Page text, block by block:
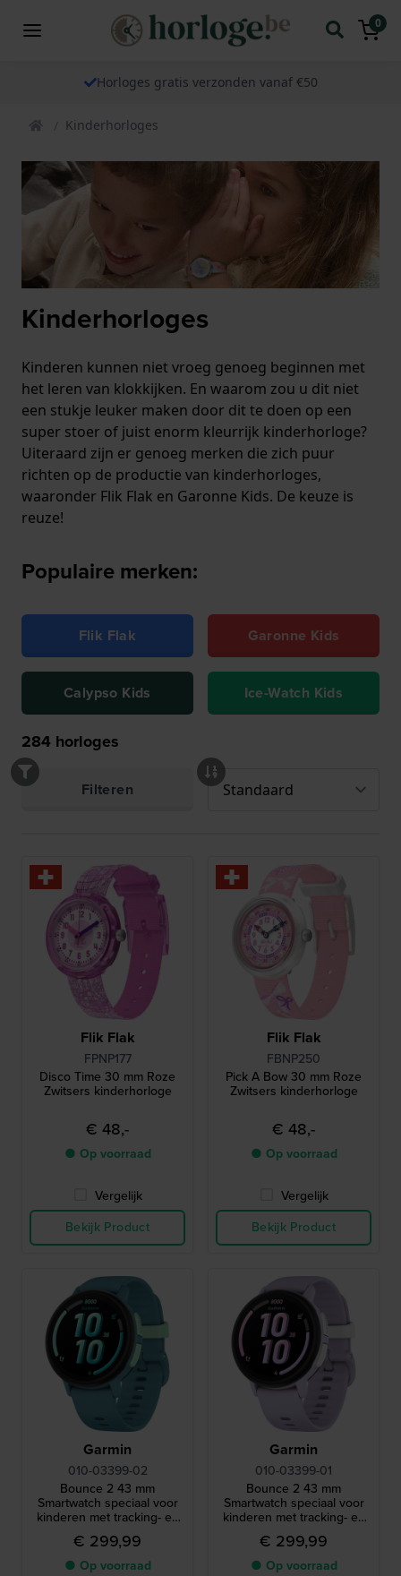
0
Horloges gratis verzonden vanaf €50
Kinderhorloges
Kinderhorloges
Kinderen kunnen niet vroeg genoeg beginnen met
het leren van klokkijken. En waarom zou u dit niet
een stukje leuker maken door dit te doen op een
super stoer of juist enorm kleurrijk kinderhorloge?
Uiteraard zijn er genoeg merken die zich puur
richten op de productie van kinderhorloges,
waaronder Flik Flak en Garonne Kids. De keuze is
reuze!
Populaire merken:
Flik Flak Garonne Kids
Calypso Kids Ice-Watch Kids
284 horloges
Filteren
Flik Flak
FPNP177
Disco Time 30 mm Roze
Zwitsers kinderhorloge
€ 48,-
● Op voorraad
Vergelijk
Bekijk Product
Flik Flak
FBNP250
Pick A Bow 30 mm Roze
Zwitsers kinderhorloge
€ 48,-
● Op voorraad
Vergelijk
Bekijk Product
Garmin
010-03399-02
Bounce 2 43 mm
Smartwatch speciaal voor
kinderen met tracking- en
monitoringfuncties voor
ouders
€ 299,99
● Op voorraad
Garmin
010-03399-01
Bounce 2 43 mm
Smartwatch speciaal voor
kinderen met tracking- en
monitoringfuncties voor
ouders
€ 299,99
● Op voorraad